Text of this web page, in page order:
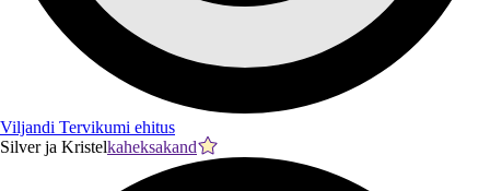
Viljandi Tervikumi ehitus
Silver ja Kristelkaheksakand